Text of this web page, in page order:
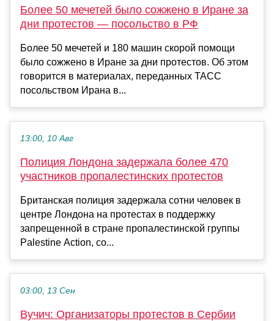
Более 50 мечетей было сожжено в Иране за
дни протестов — посольство в РФ
Более 50 мечетей и 180 машин скорой помощи
было сожжено в Иране за дни протестов. Об этом
говорится в материалах, переданных ТАСС
посольством Ирана в...
13:00, 10 Авг
Полиция Лондона задержала более 470
участников пропалестинских протестов
Британская полиция задержала сотни человек в
центре Лондона на протестах в поддержку
запрещенной в стране пропалестинской группы
Palestine Action, со...
03:00, 13 Сен
Вучич: Организаторы протестов в Сербии